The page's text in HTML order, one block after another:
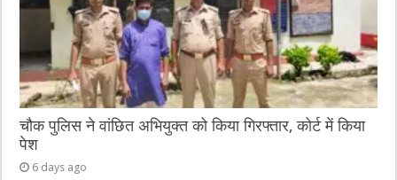
चौक पुलिस ने वांछित अभियुक्त को किया गिरफ्तार, कोर्ट में किया
पेश
6 days ago